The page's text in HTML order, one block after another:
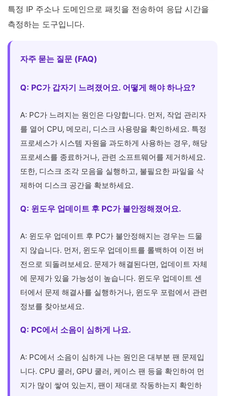
특정 IP 주소나 도메인으로 패킷을 전송하여 응답 시간을
측정하는 도구입니다.
자주 묻는 질문 (FAQ)
Q: PC가 갑자기 느려졌어요. 어떻게 해야 하나요?
A: PC가 느려지는 원인은 다양합니다. 먼저, 작업 관리자
를 열어 CPU, 메모리, 디스크 사용량을 확인하세요. 특정
프로세스가 시스템 자원을 과도하게 사용하는 경우, 해당
프로세스를 종료하거나, 관련 소프트웨어를 제거하세요.
또한, 디스크 조각 모음을 실행하고, 불필요한 파일을 삭
제하여 디스크 공간을 확보하세요.
Q: 윈도우 업데이트 후 PC가 불안정해졌어요.
A: 윈도우 업데이트 후 PC가 불안정해지는 경우는 드물
지 않습니다. 먼저, 윈도우 업데이트를 롤백하여 이전 버
전으로 되돌려보세요. 문제가 해결된다면, 업데이트 자체
에 문제가 있을 가능성이 높습니다. 윈도우 업데이트 센
터에서 문제 해결사를 실행하거나, 윈도우 포럼에서 관련
정보를 찾아보세요.
Q: PC에서 소음이 심하게 나요.
A: PC에서 소음이 심하게 나는 원인은 대부분 팬 문제입
니다. CPU 쿨러, GPU 쿨러, 케이스 팬 등을 확인하여 먼
지가 많이 쌓여 있는지, 팬이 제대로 작동하는지 확인하